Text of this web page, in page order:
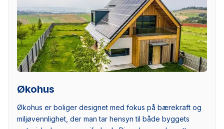
Økohus
Økohus er boliger designet med fokus på bærekraft og
miljøvennlighet, der man tar hensyn til både byggets